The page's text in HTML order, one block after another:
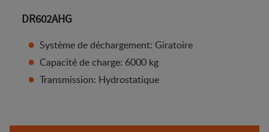
DR602AHG
Système de déchargement: Giratoire
Capacité de charge: 6000 kg
Transmission: Hydrostatique